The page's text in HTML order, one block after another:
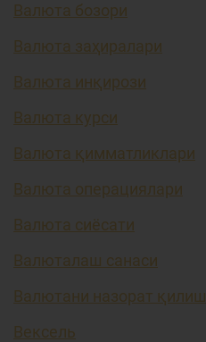
Валюта бозори
Валюта заҳиралари
Валюта инқирози
Валюта курси
Валюта қимматликлари
Валюта операциялари
Валюта сиёсати
Валюталаш санаси
Валютани назорат қилиш
Вексель